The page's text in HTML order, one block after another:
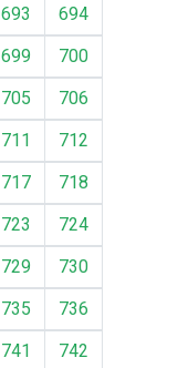
693
694
699
700
705
706
711
712
717
718
723
724
729
730
735
736
741
742